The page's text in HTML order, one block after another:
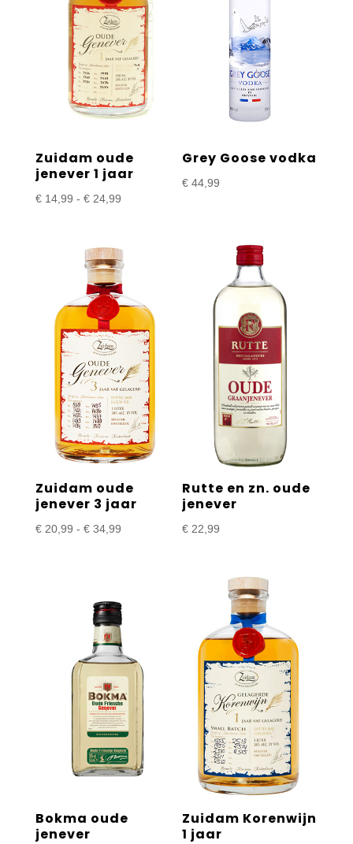
Zuidam oude
jenever 1 jaar
€14,99 - €24,99Prijsklasse:
€ 24,99
Grey Goose vodka
€ 44,99
Zuidam oude
jenever 3 jaar
€20,99 - €34,99Prijsklasse:
Rutte en zn. oude
jenever
€ 22,99
Bokma oude
jenever
Zuidam Korenwijn
1 jaar